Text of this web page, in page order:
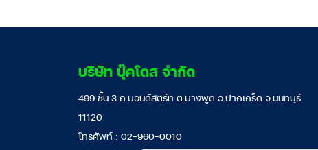
บริษัท บุ๊คโดส จำกัด
499 ชั้น 3 ถ.บอนด์สตรีท ต.บางพูด อ.ปากเกร็ด จ.นนทบุรี
11120
โทรศัพท์ : 02-960-0010